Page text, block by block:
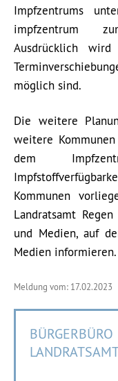
Impfzentrums
impfzentrum
Ausdrücklich
möglich sind.
Die weitere
weitere
dem
Kommunen
Landratsamt
und Medien, auf
Medien informieren.
Meldung vom: 17.02.2023
BÜRGERBÜRO